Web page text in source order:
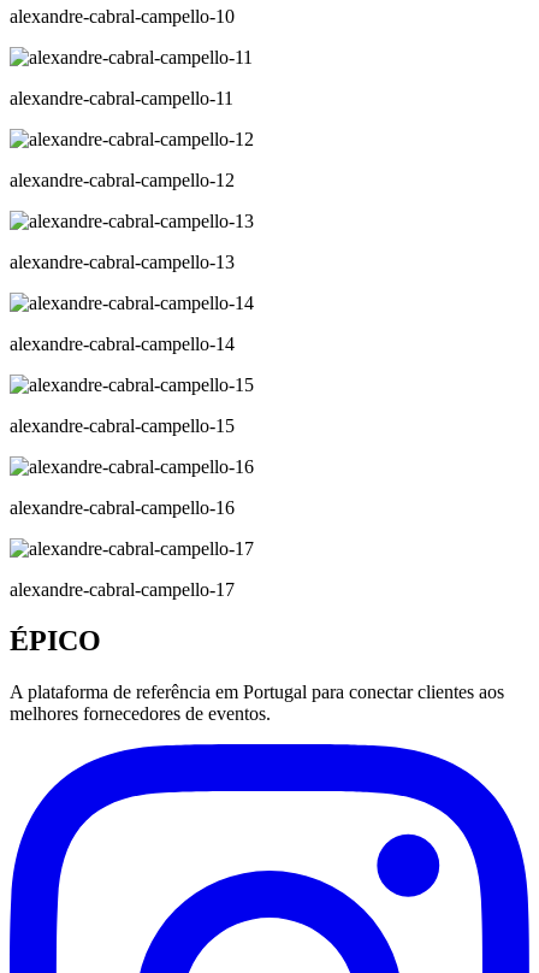
alexandre-cabral-campello-10
alexandre-cabral-campello-11
alexandre-cabral-campello-12
alexandre-cabral-campello-13
alexandre-cabral-campello-14
alexandre-cabral-campello-15
alexandre-cabral-campello-16
alexandre-cabral-campello-17
ÉPICO
A plataforma de referência em Portugal para conectar clientes aos
melhores fornecedores de eventos.